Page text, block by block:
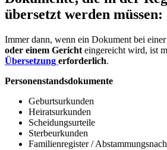
übersetzt werden müssen:
Immer dann, wenn ein Dokument bei einer
oder einem Gericht eingereicht wird, ist
Übersetzung erforderlich.
Personenstandsdokumente
Geburtsurkunden
Heiratsurkunden
Scheidungsurteile
Sterbeurkunden
Familienregister /